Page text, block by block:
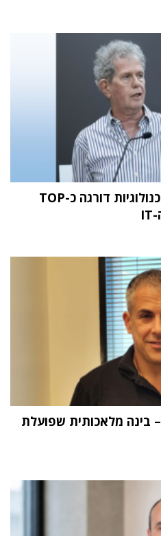
מחקר STKI השנתי: וואן טכנולוגיות דורגה כ-TOP
"העתיד הוא Physical AI – בינה מלאכותית שפועלת